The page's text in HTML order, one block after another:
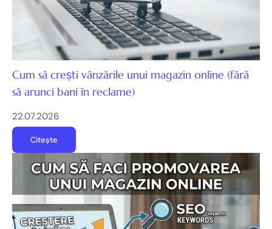
Cum să crești vânzările unui magazin online (fără
să arunci bani în reclame)
22.07.2026
Citește